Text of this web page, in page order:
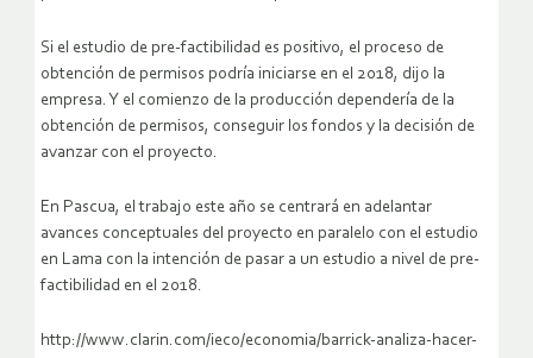
Si el estudio de pre-factibilidad es positivo, el proceso de
obtención de permisos podría iniciarse en el 2018, dijo la
empresa. Y el comienzo de la producción dependería de la
obtención de permisos, conseguir los fondos y la decisión de
avanzar con el proyecto.
En Pascua, el trabajo este año se centrará en adelantar
avances conceptuales del proyecto en paralelo con el estudio
en Lama con la intención de pasar a un estudio a nivel de pre-
factibilidad en el 2018.
http://www.clarin.com/ieco/economia/barrick-analiza-hacer-